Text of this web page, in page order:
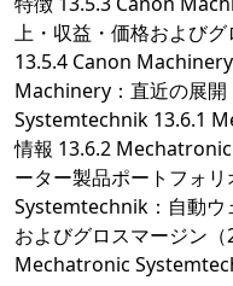
上・収益・価格およびグ
13.5.4 Canon
Machinery：直近の展
Systemtechnik 13.6.1
情報 13.6.2
ーター製品ポートフォ
Systemtechnik：自動ウ
およびグロスマージン
Mechatronic